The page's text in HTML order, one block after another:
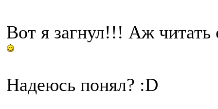
Вот я загнул!!! Аж читать
Надеюсь понял? :D